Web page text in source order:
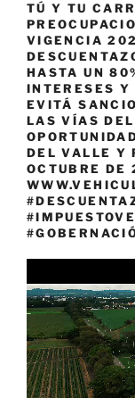
TÚ Y TU
VIGENCIA
HASTA UN
INTERESES Y
EVITÁ
LAS VÍAS
DEL VALLE Y
OCTUBRE DE
de
vídeo